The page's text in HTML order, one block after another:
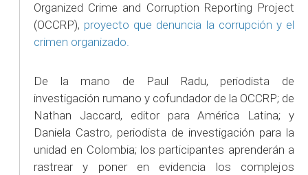
Organized Crime and Corruption Reporting Project
(OCCRP), proyecto que denuncia la corrupción y el
crimen organizado.
De la mano de Paul Radu, periodista de
investigación rumano y cofundador de la OCCRP; de
Nathan Jaccard, editor para América Latina; y
Daniela Castro, periodista de investigación para la
unidad en Colombia; los participantes aprenderán a
rastrear y poner en evidencia los complejos